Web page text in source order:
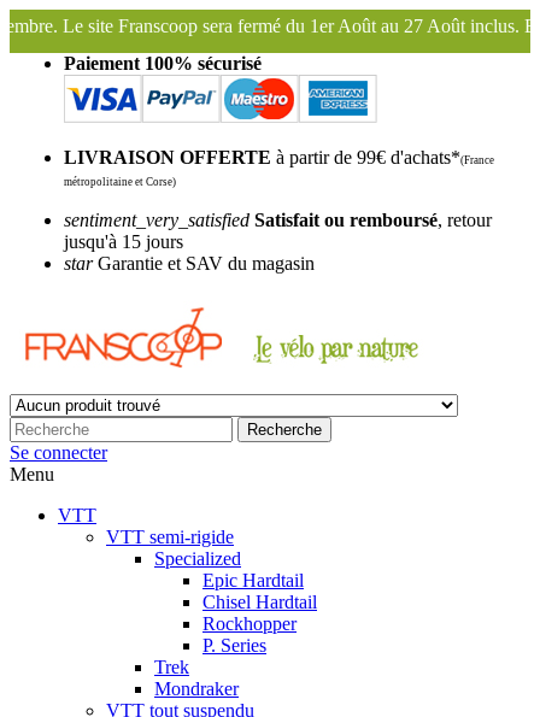
fermé du 1er Août au 27 Août inclus. Bonnes vacances !
Paiement 100% sécurisé
LIVRAISON OFFERTE à partir de 99€ d'achats*(France
métropolitaine et Corse)
sentiment_very_satisfied Satisfait ou remboursé, retour
jusqu'à 15 jours
starGarantie et SAV du magasin
Recherche
Se connecter
Menu
VTT
VTT semi-rigide
Specialized
Epic Hardtail
Chisel Hardtail
Rockhopper
P. Series
Trek
Mondraker
VTT tout suspendu